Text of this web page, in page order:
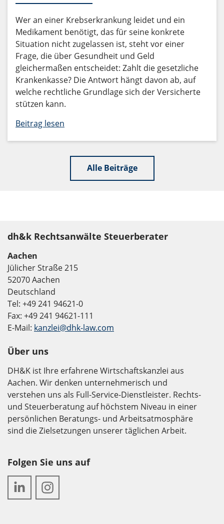
Wer an einer Krebserkrankung leidet und ein
Medikament benötigt, das für seine konkrete
Situation nicht zugelassen ist, steht vor einer
Frage, die über Gesundheit und Geld
gleichermaßen entscheidet: Zahlt die gesetzliche
Krankenkasse? Die Antwort hängt davon ab, auf
welche rechtliche Grundlage sich der Versicherte
stützen kann.
Beitrag lesen
Alle Beiträge
dh&k Rechtsanwälte Steuerberater
Aachen
Jülicher Straße 215
52070 Aachen
Deutschland
Tel: +49 241 94621-0
Fax: +49 241 94621-111
E-Mail: kanzlei@dhk-law.com
Über uns
DH&K ist Ihre erfahrene Wirtschaftskanzlei aus
Aachen. Wir denken unternehmerisch und
verstehen uns als Full-Service-Dienstleister. Rechts-
und Steuerberatung auf höchstem Niveau in einer
persönlichen Beratungs- und Arbeitsatmosphäre
sind die Zielsetzungen unserer täglichen Arbeit.
Folgen Sie uns auf